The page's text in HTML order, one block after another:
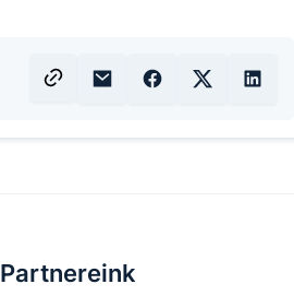
Partnereink